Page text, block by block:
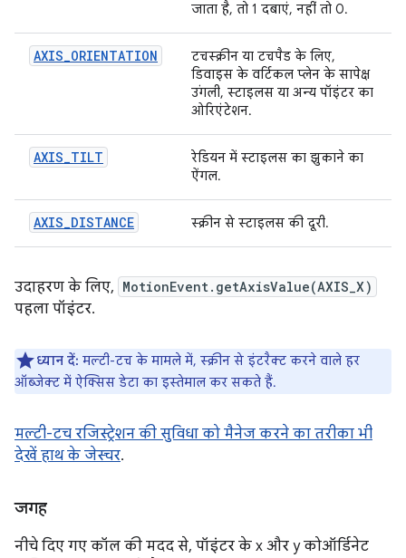
जाता है, तो 1 दबाएं, नहीं तो 0.
AXIS_ORIENTATION
टचस्क्रीन या टचपैड के लिए,
डिवाइस के वर्टिकल प्लेन के सापेक्ष
उंगली, स्टाइलस या अन्य पॉइंटर का
ओरिएंटेशन.
AXIS_TILT
रेडियन में स्टाइलस का झुकाने का
ऐंगल.
AXIS_DISTANCE स्क्रीन से स्टाइलस की दूरी.
उदाहरण के लिए, MotionEvent.getAxisValue(AXIS_X)
पहला पॉइंटर.
ध्यान दें: मल्टी-टच के मामले में, स्क्रीन से इंटरैक्ट करने वाले हर
ऑब्जेक्ट में ऐक्सिस डेटा का इस्तेमाल कर सकते हैं.
मल्टी-टच रजिस्ट्रेशन की सुविधा को मैनेज करने का तरीका भी
देखें हाथ के जेस्चर.
जगह
नीचे दिए गए कॉल की मदद से, पॉइंटर के x और y कोऑर्डिनेट